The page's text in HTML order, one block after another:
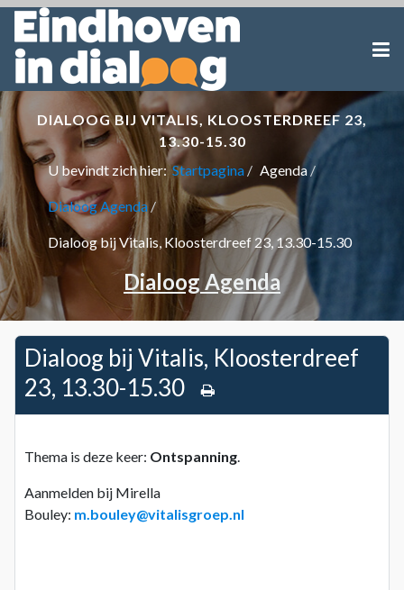
DIALOOG BIJ VITALIS, KLOOSTERDREEF 23,
13.30-15.30
U bevindt zich hier:Startpagina Agenda
Dialoog Agenda
Dialoog bij Vitalis, Kloosterdreef 23, 13.30-15.30
Dialoog Agenda
Dialoog bij Vitalis, Kloosterdreef
23, 13.30-15.30
Thema is deze keer: Ontspanning.
Aanmelden bij Mirella
Bouley: m.bouley@vitalisgroep.nl